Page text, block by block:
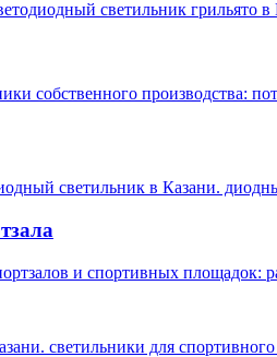
светильник грильято
собственного
светильник в Казани.
и спортивных площадок:
светильники для